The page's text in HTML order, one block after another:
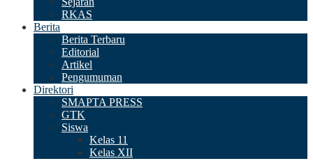
RKAS
Berita
Berita Terbaru
Editorial
Artikel
Pengumuman
Direktori
SMAPTA PRESS
GTK
Siswa
Kelas 11
Kelas XII